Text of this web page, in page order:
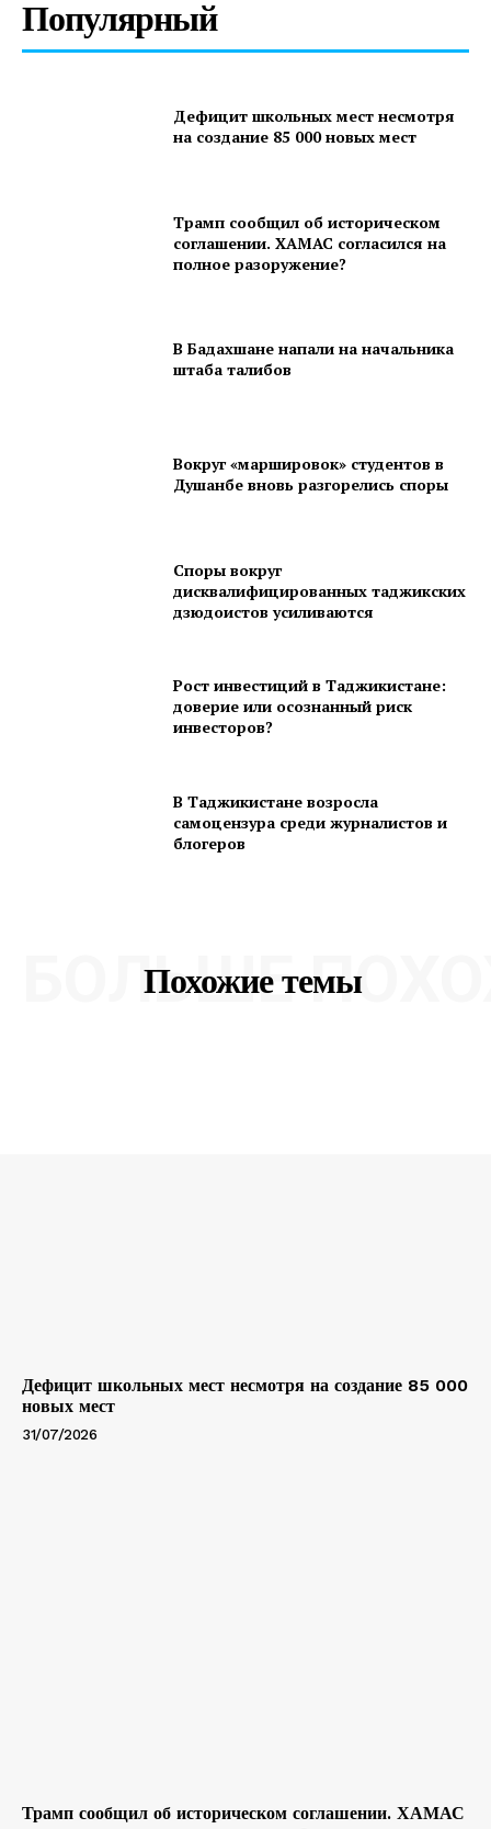
Популярный
Дефицит школьных мест несмотря
на создание 85 000 новых мест
Трамп сообщил об историческом
соглашении. ХАМАС согласился на
полное разоружение?
В Бадахшане напали на начальника
штаба талибов
Вокруг «маршировок» студентов в
Душанбе вновь разгорелись споры
Споры вокруг
дисквалифицированных таджикских
дзюдоистов усиливаются
Рост инвестиций в Таджикистане:
доверие или осознанный риск
инвесторов?
В Таджикистане возросла
самоцензура среди журналистов и
блогеров
Похожие темы
БОЛЬШЕ
Дефицит школьных мест несмотря на создание 85 000
новых мест
31/07/2026
Трамп сообщил об историческом соглашении. ХАМАС